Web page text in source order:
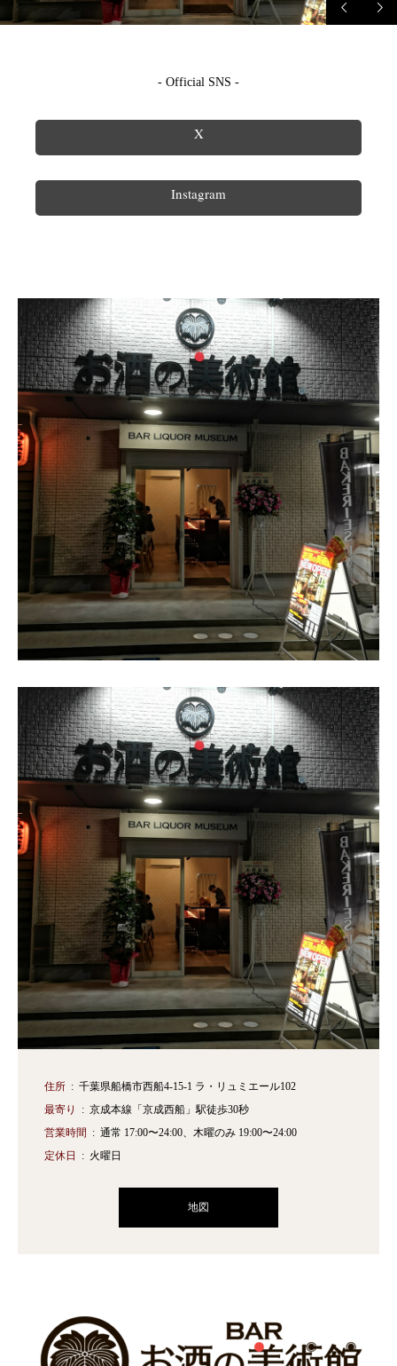
- Official SNS -
X
Instagram
住所
千葉県船橋市西船4-15-1 ラ・リュミエール102
最寄り
京成本線「京成西船」駅徒歩30秒
営業時間
通常 17:00〜24:00、木曜のみ 19:00〜24:00
定休日
火曜日
地図